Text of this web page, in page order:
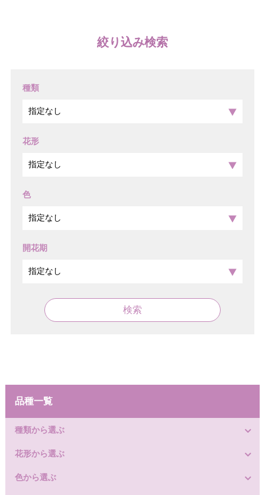
絞り込み検索
種類
花形
色
開花期
検索
品種一覧
種類から選ぶ
花形から選ぶ
色から選ぶ